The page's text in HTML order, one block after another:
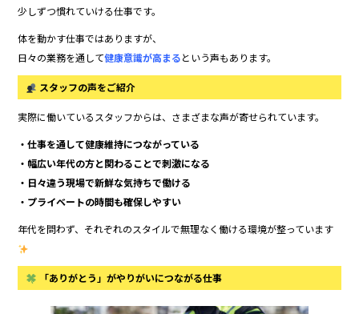
少しずつ慣れていける仕事です。
体を動かす仕事ではありますが、
日々の業務を通して健康意識が高まるという声もあります。
スタッフの声をご紹介
実際に働いているスタッフからは、さまざまな声が寄せられています。
・仕事を通して健康維持につながっている
・幅広い年代の方と関わることで刺激になる
・日々違う現場で新鮮な気持ちで働ける
・プライベートの時間も確保しやすい
年代を問わず、それぞれのスタイルで無理なく働ける環境が整っています
「ありがとう」がやりがいにつながる仕事